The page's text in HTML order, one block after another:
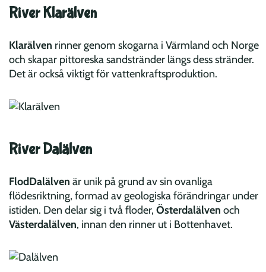
River Klarälven
Klarälven rinner genom skogarna i Värmland och Norge
och skapar pittoreska sandstränder längs dess stränder.
Det är också viktigt för vattenkraftsproduktion.
River Dalälven
FlodDalälven är unik på grund av sin ovanliga
flödesriktning, formad av geologiska förändringar under
istiden. Den delar sig i två floder, Österdalälven och
Västerdalälven, innan den rinner ut i Bottenhavet.